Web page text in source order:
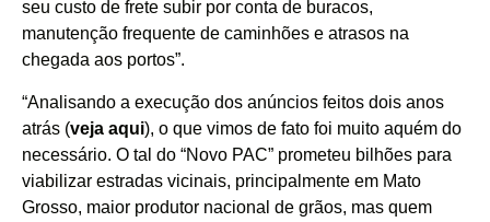
seu custo de frete subir por conta de buracos,
manutenção frequente de caminhões e atrasos na
chegada aos portos”.
“Analisando a execução dos anúncios feitos dois anos
atrás (veja aqui), o que vimos de fato foi muito aquém do
necessário. O tal do “Novo PAC” prometeu bilhões para
viabilizar estradas vicinais, principalmente em Mato
Grosso, maior produtor nacional de grãos, mas quem